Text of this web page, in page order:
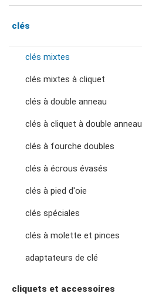
clés
clés mixtes
clés mixtes à cliquet
clés à double anneau
clés à cliquet à double anneau
clés à fourche doubles
clés à écrous évasés
clés à pied d'oie
clés spéciales
clés à molette et pinces
adaptateurs de clé
cliquets et accessoires